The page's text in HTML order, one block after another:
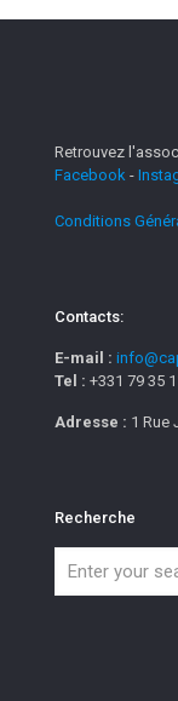
Retrouvez
Facebook -
Conditions
Contacts:
E-mail :
Tel : +331 79 35
Adresse : 1 Rue
Recherche